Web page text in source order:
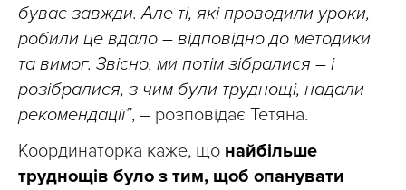
буває завжди. Але ті, які проводили уроки,
робили це вдало – відповідно до методики
та вимог. Звісно, ми потім зібралися – і
розібралися, з чим були труднощі, надали
рекомендації”, – розповідає Тетяна.
Координаторка каже, що найбільше
труднощів було з тим, щоб опанувати